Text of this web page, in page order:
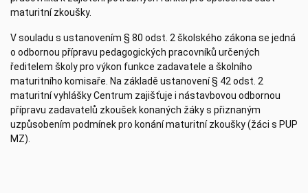
maturitní zkoušky.
V souladu s ustanovením § 80 odst. 2 školského zákona se jedná
o odbornou přípravu pedagogických pracovníků určených
ředitelem školy pro výkon funkce zadavatele a školního
maturitního komisaře. Na základě ustanovení § 42 odst. 2
maturitní vyhlášky Centrum zajišťuje i nástavbovou odbornou
přípravu zadavatelů zkoušek konaných žáky s přiznaným
uzpůsobením podmínek pro konání maturitní zkoušky (žáci s PUP
MZ).